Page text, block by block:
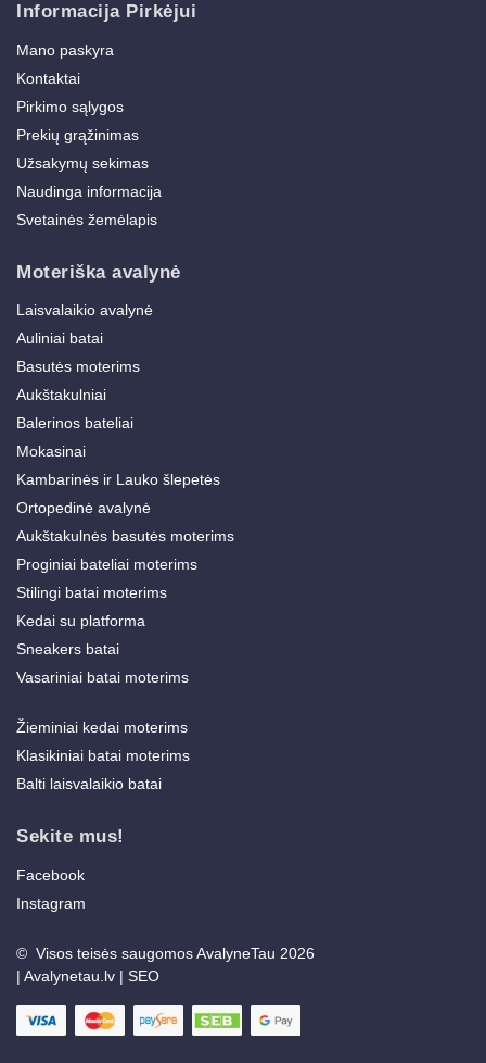
Informacija Pirkėjui
Mano paskyra
Kontaktai
Pirkimo sąlygos
Prekių grąžinimas
Užsakymų sekimas
Naudinga informacija
Svetainės žemėlapis
Moteriška avalynė
Laisvalaikio avalynė
Auliniai batai
Basutės moterims
Aukštakulniai
Balerinos bateliai
Mokasinai
Kambarinės ir Lauko šlepetės
Ortopedinė avalynė
Aukštakulnės basutės moterims
Proginiai bateliai moterims
Stilingi batai moterims
Kedai su platforma
Sneakers batai
Vasariniai batai moterims
Žieminiai kedai moterims
Klasikiniai batai moterims
Balti laisvalaikio batai
Sekite mus!
Facebook
Instagram
© Visos teisės saugomos AvalyneTau 2026
| Avalynetau.lv | SEO